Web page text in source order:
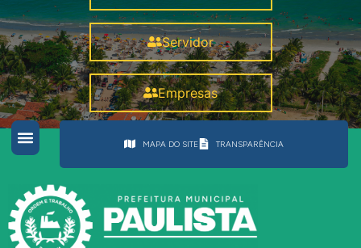
Servidor
Empresas
MAPA DO SITE TRANSPARÊNCIA